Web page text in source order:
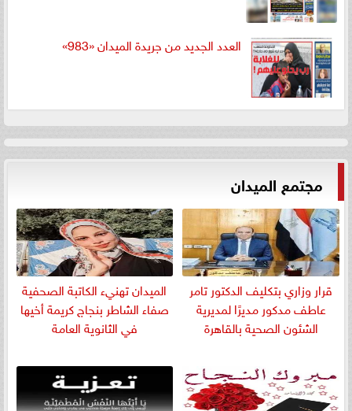
العدد الجديد من جريدة الميدان «983»
مجتمع الميدان
قرار وزاري بتكليف الدكتور تامر
عاطف مدكور مديرًا لمديرية
الشئون الصحية بالقاهرة
الميدان تهنيء الكاتبة الصحفية
صفاء الشاطر بنجاج كريمة أخيها
في الثانوية العامة